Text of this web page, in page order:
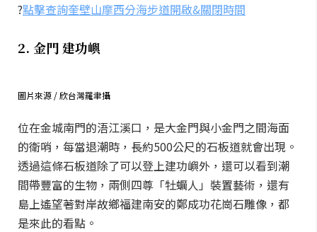
?點擊查詢奎壁山摩西分海步道開啟&關閉時間
2. 金門 建功嶼
圖片來源 / 欣台灣羅聿攝
位在金城南門的浯江溪口，是大金門與小金門之間海面
的衛哨，每當退潮時，長約500公尺的石板道就會出現。
透過這條石板道除了可以登上建功嶼外，還可以看到潮
間帶豐富的生物，兩側四尊「牡蠣人」裝置藝術，還有
島上遙望著對岸故鄉福建南安的鄭成功花崗石雕像，都
是來此的看點。